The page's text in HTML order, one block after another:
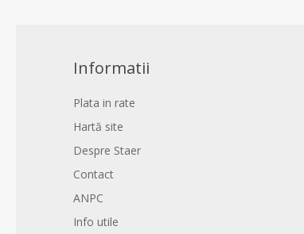
Informatii
Plata in rate
Hartă site
Despre Staer
Contact
ANPC
Info utile